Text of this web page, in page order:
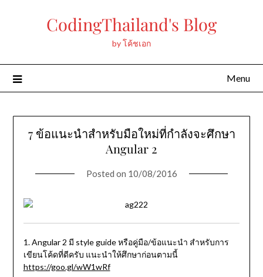
CodingThailand's Blog
by โค้ชเอก
Menu
7 ข้อแนะนำสำหรับมือใหม่ที่กำลังจะศึกษา
Angular 2
Posted on 10/08/2016
1. Angular 2 มี style guide หรือคู่มือ/ข้อแนะนำ สำหรับการ
เขียนโค้ดที่ดีครับ แนะนำให้ศึกษาก่อนตามนี้
https://goo.gl/wW1wRf